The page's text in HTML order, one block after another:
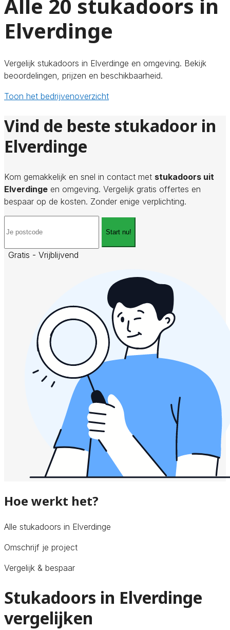
Alle 20 stukadoors in
Elverdinge
Vergelijk stukadoors in Elverdinge en omgeving. Bekijk
beoordelingen, prijzen en beschikbaarheid.
Toon het bedrijvenoverzicht
Vind de beste stukadoor in
Elverdinge
Kom gemakkelijk en snel in contact met stukadoors uit
Elverdinge en omgeving. Vergelijk gratis offertes en
bespaar op de kosten. Zonder enige verplichting.
Start nu!
Gratis - Vrijblijvend
Hoe werkt het?
Alle stukadoors in Elverdinge
Omschrijf je project
Vergelijk & bespaar
Stukadoors in Elverdinge
vergelijken